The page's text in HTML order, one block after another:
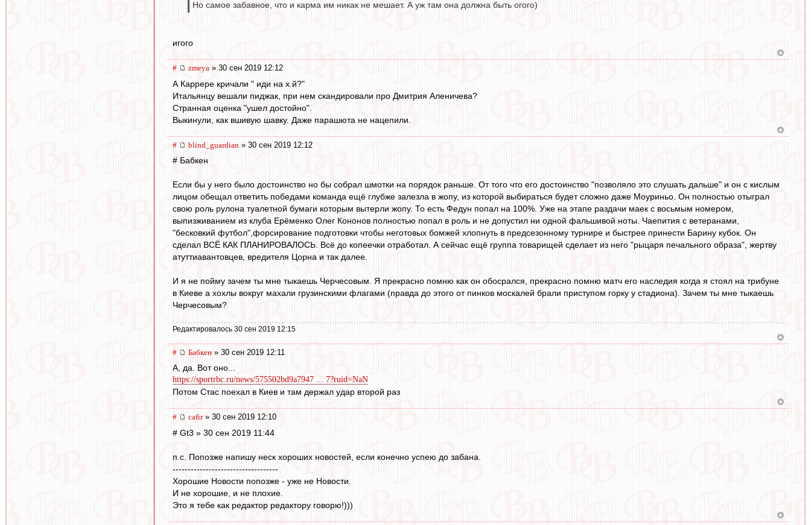
Но самое забавное, что и карма им никак не мешает. А уж там она должна быть огого)
игого
# zmeya » 30 сен 2019 12:12
А Каррере кричали " иди на х.й?"
Итальянцу вешали пиджак, при нем скандировали про Дмитрия Аленичева?
Странная оценка "ушел достойно".
Выкинули, как вшивую шавку. Даже парашюта не нацепили.
# blind_guardian » 30 сен 2019 12:12
# Бабкен
Если бы у него было достоинство но бы собрал шмотки на порядок раньше. От того что его достоинство "позволяло это слушать дальше" и он с кислым
лицом обещал ответить победами команда ещё глубже залезла в жопу, из которой выбираться будет сложно даже Моуриньо. Он полностью отыграл
свою роль рулона туалетной бумаги которым вытерли жопу. То есть Федун попал на 100%. Уже на этапе раздачи маек с восьмым номером,
выпизживанием из клуба Ерёменко Олег Кононов полностью попал в роль и не допустил ни одной фальшивой ноты. Чаепития с ветеранами,
"бесковкий футбол",форсирование подготовки чтобы неготовых бомжей хлопнуть в предсезонному турнире и быстрее принести Барину кубок. Он
сделал ВСЁ КАК ПЛАНИРОВАЛОСЬ. Всё до копеечки отработал. А сейчас ещё группа товарищей сделает из него "рыцаря печального образа", жертву
атуттиавантовцев, вредителя Цорна и так далее.
И я не пойму зачем ты мне тыкаешь Черчесовым. Я прекрасно помню как он обосрался, прекрасно помню матч его наследия когда я стоял на трибуне
в Киеве а хохлы вокруг махали грузинскими флагами (правда до этого от пинков москалей брали приступом горку у стадиона). Зачем ты мне тыкаешь
Черчесовым?
Редактировалось 30 сен 2019 12:15
# Бабкен » 30 сен 2019 12:11
А, да. Вот оно...
https://sportrbc.ru/news/575502bd9a7947 ... 7?ruid=NaN
Потом Стас поехал в Киев и там держал удар второй раз
# cafir» 30 сен 2019 12:10
# Gt3 » 30 сен 2019 11:44
п.с. Попозже напишу неск хороших новостей, если конечно успею до забана.
-----------------------------------
Хорошие Новости попозже - уже не Новости.
И не хорошие, и не плохие.
Это я тебе как редактор редактору говорю!)))